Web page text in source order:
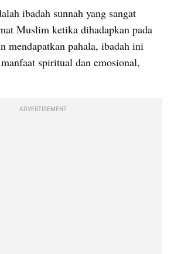
ibadah sunnah yang sangat
Muslim ketika dihadapkan pada
mendapatkan pahala, ibadah ini
spiritual dan emosional,
ADVERTISEMENT